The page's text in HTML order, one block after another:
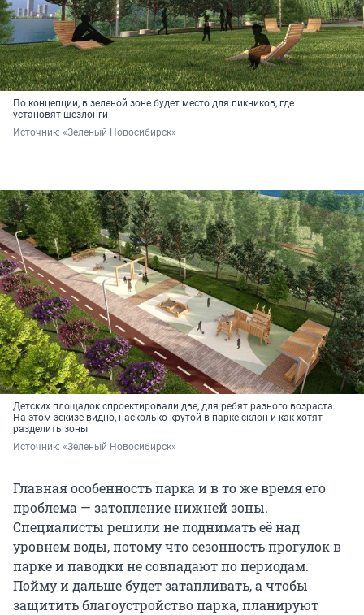
По концепции, в зеленой зоне будет место для пикников, где
установят шезлонги
Источник: «Зеленый Новосибирск»
Детских площадок спроектировали две, для ребят разного возраста.
На этом эскизе видно, насколько крутой в парке склон и как хотят
разделить зоны
Источник: «Зеленый Новосибирск»
Главная особенность парка и в то же время его
проблема — затопление нижней зоны.
Специалисты решили не поднимать её над
уровнем воды, потому что сезонность прогулок в
парке и паводки не совпадают по периодам.
Пойму и дальше будет затапливать, а чтобы
защитить благоустройство парка, планируют